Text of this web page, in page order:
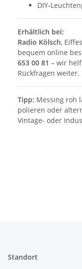
DIY-
Erhältlich bei:
Radio Kölsch,
bequem online
653 00 81 – wir
Rückfragen weiter.
Tipp: Messing roh
polieren oder
Vintage- oder
Standort